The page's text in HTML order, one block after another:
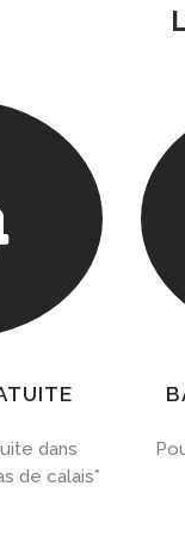
dans
de calais*